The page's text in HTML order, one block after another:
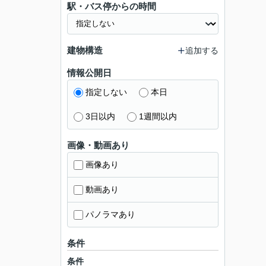
駅・バス停からの時間
建物構造 追加する
情報公開日
指定しない 本日
3日以内 1週間以内
画像・動画あり
画像あり
動画あり
パノラマあり
条件
条件